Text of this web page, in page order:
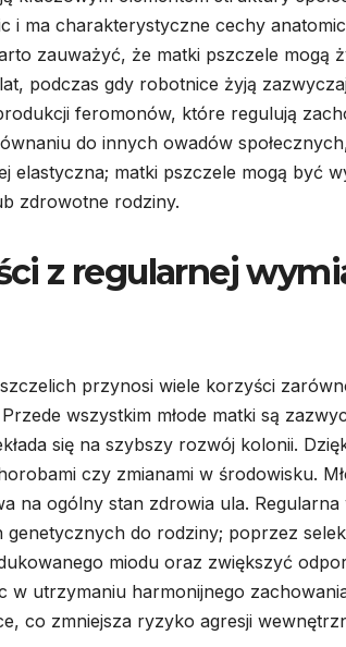
i ma charakterystyczne cechy
zauważyć, że matki pszczele mogą
podczas gdy robotnice żyją
feromonów, które regulują
do innych owadów
elastyczna; matki pszczele mogą być
zdrowotne rodziny.
z regularnej
przynosi wiele korzyści
wszystkim młode matki są
się na szybszy rozwój kolonii.
czy zmianami w środowisku.
na ogólny stan zdrowia ula.
do rodziny; poprzez
miodu oraz zwiększyć
w utrzymaniu harmonijnego
co zmniejsza ryzyko agresji